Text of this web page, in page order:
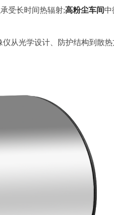
受长时间热辐射;高粉尘车间中
从光学设计、防护结构到散